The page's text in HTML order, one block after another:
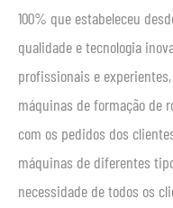
100% que estabeleceu
qualidade e tecnologia
profissionais e
máquinas de formação de
com os pedidos dos
máquinas de diferentes
necessidade de todos os